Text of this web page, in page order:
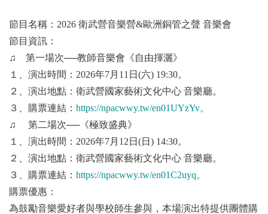
節目名稱：2026 衛武營音樂營&歐洲銅管之聲 音樂會
節目資訊：
♫ 第一場次──教師音樂會《自由揮灑》
１、演出時間：2026年7月11日(六) 19:30。
２、演出地點：衛武營國家藝術文化中心 音樂廳。
３、購票連結：https://npacwwy.tw/en01UYzYv。
♫ 第二場次──《極致盛典》
１、演出時間：2026年7月12日(日) 14:30。
２、演出地點：衛武營國家藝術文化中心 音樂廳。
３、購票連結：https://npacwwy.tw/en01C2uyq。
購票優惠：
為鼓勵音樂愛好者與學校師生參與，本場演出特提供團體購